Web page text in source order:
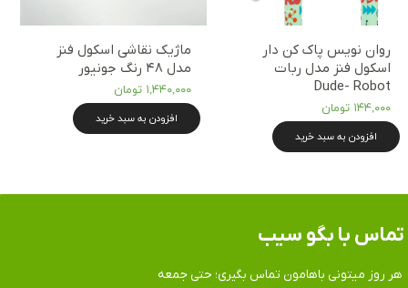
روان نویس پاک کن دار
اسکول فنز مدل ربات
Dude- Robot
۱۴۴,۰۰۰ تومان
افزودن به سبد خرید
ماژیک نقاشی اسکول فنز
مدل ۴۸ رنگ جونیور
۱,۴۴۰,۰۰۰ تومان
افزودن به سبد خرید
هر روز میتونی باهامون تماس بگیری؛ حتی جمعه
تماس​​​​​​​ با بگو سیب